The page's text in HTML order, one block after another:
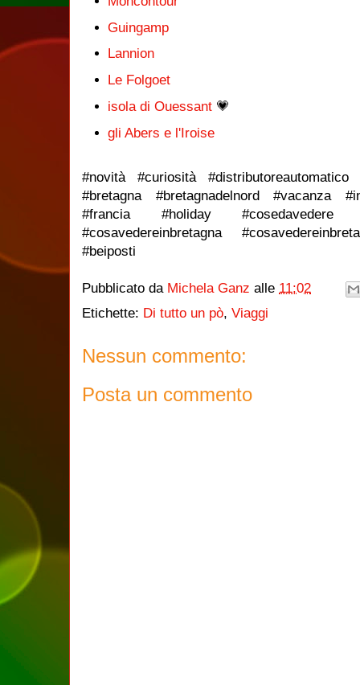
Guingamp
Lannion
Le Folgoet
isola di Ouessant 💗
gli Abers e l'Iroise
#novità #curiosità #distributoreautomatico
#bretagna #bretagnadelnord #vacanza
#francia #holiday #cosedavedere
#cosavedereinbretagna
#beiposti
Pubblicato da Michela Ganz alle 11:02
Etichette: Di tutto un pò, Viaggi
Nessun commento:
Posta un commento